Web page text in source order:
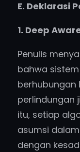
E. Deklarasi
1. Deep
Penulis
bahwa
berhubungan
perlindungan
itu, setiap
asumsi dalam
dengan